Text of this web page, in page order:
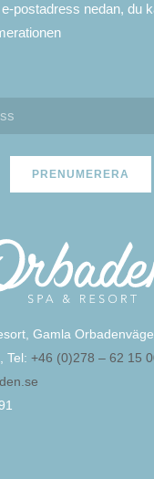
postadress nedan, du
PRENUMERERA
Gamla
Tel: +46 (0)278 – 62 15